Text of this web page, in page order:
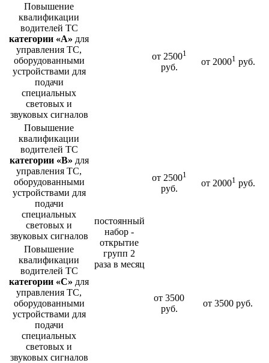
Повышение
квалификации
водителей ТС
категории «А» для
управления ТС,
оборудованными
устройствами для
подачи
специальных
световых и
звуковых сигналов
постоянный
набор -
открытие
групп 2
раза в месяц
от 25001
руб.
от 20001 руб.
Повышение
квалификации
водителей ТС
категории «В» для
управления ТС,
оборудованными
устройствами для
подачи
специальных
световых и
звуковых сигналов
от 25001
руб.
от 20001 руб.
Повышение
квалификации
водителей ТС
категории «С» для
управления ТС,
оборудованными
устройствами для
подачи
специальных
световых и
звуковых сигналов
от 3500
руб.
от 3500 руб.